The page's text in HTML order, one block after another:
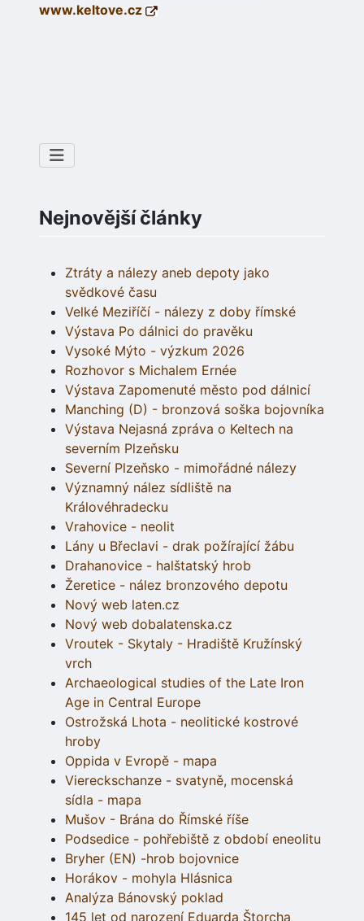
www.keltove.cz
Nejnovější články
Ztráty a nálezy aneb depoty jako
svědkové času
Velké Meziříčí - nálezy z doby římské
Výstava Po dálnici do pravěku
Vysoké Mýto - výzkum 2026
Rozhovor s Michalem Ernée
Výstava Zapomenuté město pod dálnicí
Manching (D) - bronzová soška bojovníka
Výstava Nejasná zpráva o Keltech na
severním Plzeňsku
Severní Plzeňsko - mimořádné nálezy
Významný nález sídliště na
Královéhradecku
Vrahovice - neolit
Lány u Břeclavi - drak požírající žábu
Drahanovice - halštatský hrob
Žeretice - nález bronzového depotu
Nový web laten.cz
Nový web dobalatenska.cz
Vroutek - Skytaly - Hradiště Kružínský
vrch
Archaeological studies of the Late Iron
Age in Central Europe
Ostrožská Lhota - neolitické kostrové
hroby
Oppida v Evropě - mapa
Viereckschanze - svatyně, mocenská
sídla - mapa
Mušov - Brána do Římské říše
Podsedice - pohřebiště z období eneolitu
Bryher (EN) -hrob bojovnice
Horákov - mohyla Hlásnica
Analýza Bánovský poklad
145 let od narození Eduarda Štorcha